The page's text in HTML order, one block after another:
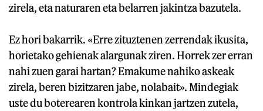
zirela, eta naturaren eta belarren jakintza bazutela.
Ez hori bakarrik. «Erre zituztenen zerrendak ikusita,
horietako gehienak alargunak ziren. Horrek zer erran
nahi zuen garai hartan? Emakume nahiko askeak
zirela, beren bizitzaren jabe, nolabait». Mindegiak
uste du boterearen kontrola kinkan jartzen zutela,